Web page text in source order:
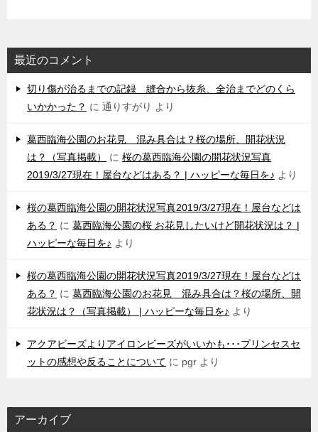
最近のコメント
切り傷が治るまでの記録 縫合から抜糸、全治までどのくら
いかかった？ に 通りすがり より
葛西臨海公園のお花見 混み具合は？桜の場所、開花状況
は？（写真掲載）
に 桜の葛西臨海公園の開花状況写真
2019/3/27現在！屋台などはある？ | ハッピーな毎日を♪ より
桜の葛西臨海公園の開花状況写真2019/3/27現在！屋台などは
ある？ に 葛西臨海公園の桜 お花見したいけど開花状況は？ |
ハッピーな毎日を♪ より
桜の葛西臨海公園の開花状況写真2019/3/27現在！屋台などは
ある？ に 葛西臨海公園のお花見 混み具合は？桜の場所、開
花状況は？（写真掲載） | ハッピーな毎日を♪ より
アクアビーズよりアイロンビーズがいいかも･･･プリンセスセ
ットの感想や反ることについて に pgr より
アーカイブ